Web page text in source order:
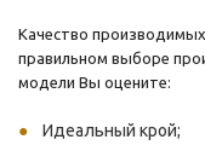
Качество
правильном выборе
модели Вы оцените:
Идеальный крой;